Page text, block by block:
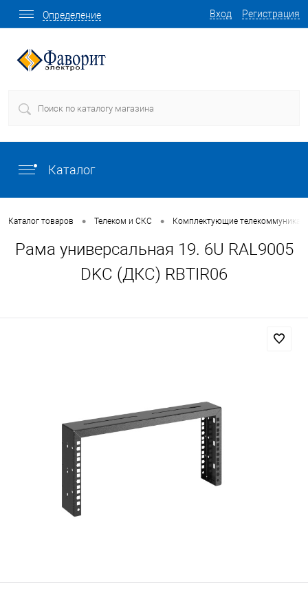
Вход Регистрация
Определение
Каталог
Каталог товаров • Телеком и СКС • Комплектующие
Рама универсальная 19. 6U RAL9005
DKC (ДКС) RBTIR06